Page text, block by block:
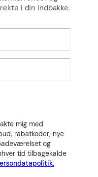
i din indbakke.
mig med
rabatkoder, nye
og
tid tilbagekalde